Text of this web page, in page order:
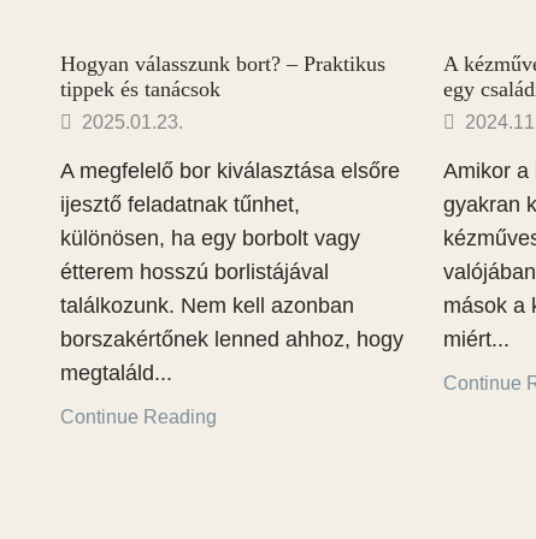
Hogyan válasszunk bort? – Praktikus
tippek és tanácsok
2025.01.23.
A megfelelő bor kiválasztása elsőre
ijesztő feladatnak tűnhet,
különösen, ha egy borbolt vagy
étterem hosszú borlistájával
találkozunk. Nem kell azonban
borszakértőnek lenned ahhoz, hogy
megtaláld...
Continue Reading
A
egy
Amikor a
gyakran
mások a
miért...
Continue
HASZNOS LINKEK